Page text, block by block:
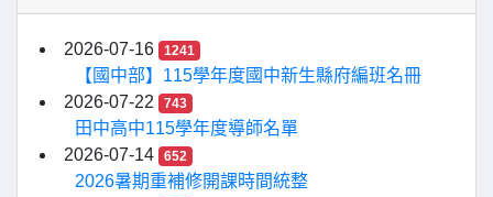
2026-07-16 1241
【國中部】115學年度國中新生縣府編班名冊
2026-07-22
743
田中高中115學年度導師名單
2026-07-14
652
2026暑期重補修開課時間統整